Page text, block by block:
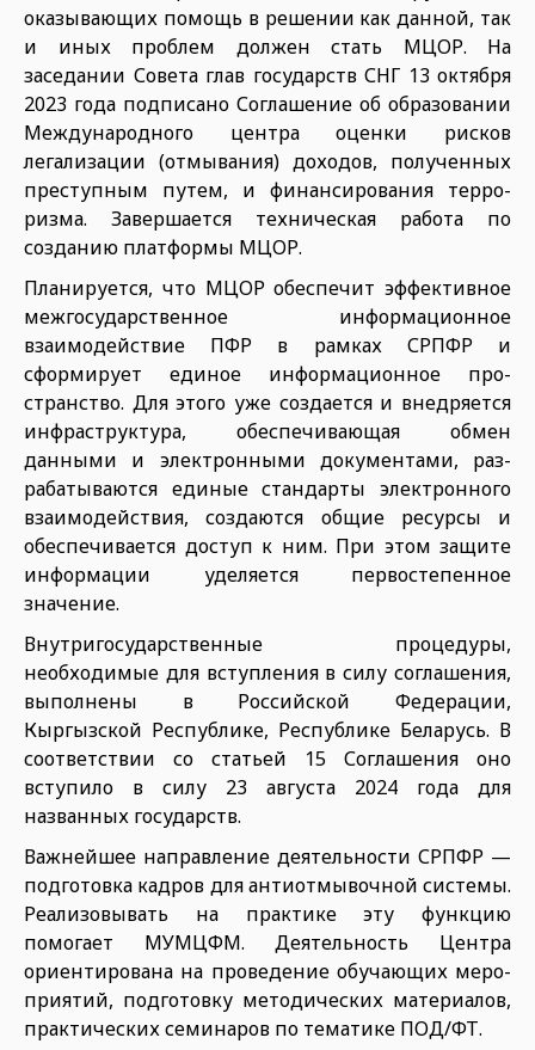
оказывающих помощь в решении как данной, так
и иных проблем должен стать МЦОР. На
заседании Совета глав государств СНГ 13 ок­тября
2023 года подписано Согла­шение об образовании
Международного центра оценки рисков
легализации (отмывания) дохо­дов, полученных
преступным путем, и финансирования терро­
ризма. Завершается техническая работа по
созданию платформы МЦОР.
Планируется, что МЦОР обеспечит эффективное
межгосударственное информационное
взаимодействие ПФР в рамках СРПФР и
сформиру­ет единое информационное про­
странство. Для этого уже создает­ся и внедряется
инфраструктура, обеспечивающая обмен
данными и электронными документами, раз­
рабатываются единые стандарты электронного
взаимодействия, создаются общие ресурсы и
обес­печивается доступ к ним. При этом защите
информации уделяется пер­востепенное
значение.
Внутригосударственные процеду­ры,
необходимые для вступления в силу соглашения,
выполнены в Рос­сийской Федерации,
Кыргызской Республике, Республике Беларусь. В
соответствии со статьей 15 Со­глашения оно
вступило в силу 23 августа 2024 года для
названных государств.
Важнейшее направление дея­тельности СРПФР —
подготовка кадров для антиотмывочной систе­мы.
Реализовывать на практике эту функцию
помогает МУМЦФМ. Дея­тельность Центра
ориентирована на проведение обучающих меро­
приятий, подготовку методических материалов,
практических семина­ров по тематике ПОД/ФТ.